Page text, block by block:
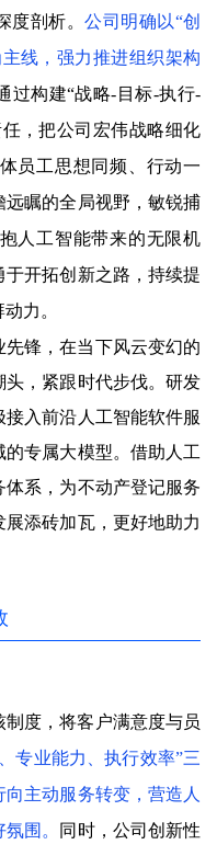
度剖析。 公司明确以“创
线，强力推进组织架构
过构建“战略-目标-执行-
，把公司宏伟战略细化
员工思想同频、行动一
瞩的全局视野，敏锐捕
人工智能带来的无限机
开拓创新之路，持续提
力。
先锋，在当下风云变幻的
，紧跟时代步伐。研发
入前沿人工智能软件服
专属大模型。借助人工
系，为不动产登记服务
添砖加瓦，更好地助力
度，将客户满意度与员
专业能力、执行效率”三
主动服务转变，营造人
围。 同时，公司创新性